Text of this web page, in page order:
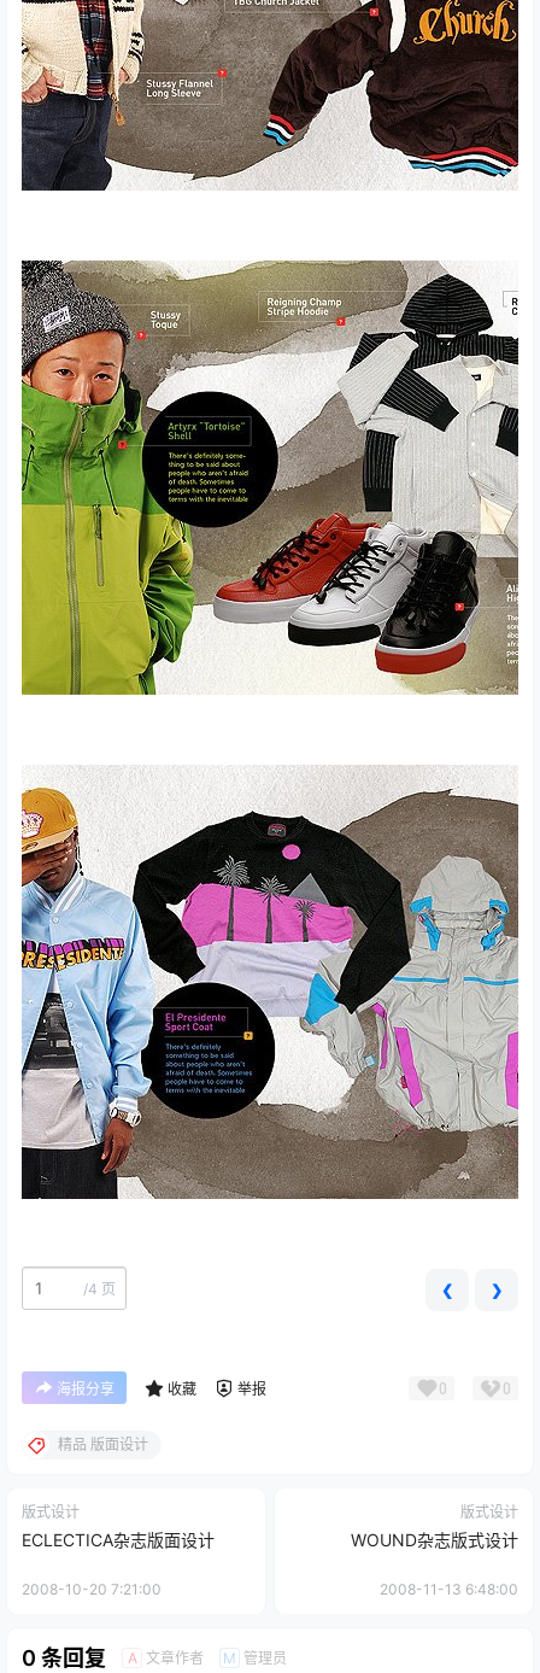
/4 页 ❮ ❯
海报分享 收藏 举报 0 0
精品 版面设计
版式设计
ECLECTICA杂志版面设计
2008-10-20 7:21:00
版式设计
WOUND杂志版式设计
2008-11-13 6:48:00
0 条回复 A 文章作者 M 管理员